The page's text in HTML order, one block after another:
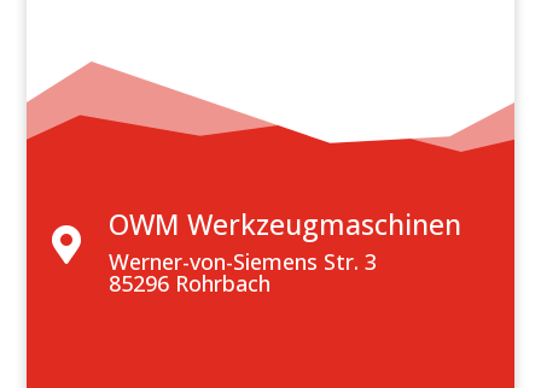

OWM Werkzeugmaschinen
Werner-von-Siemens Str. 3
85296 Rohrbach